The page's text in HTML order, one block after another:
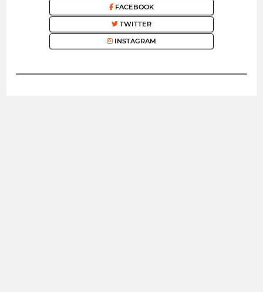
FACEBOOK
TWITTER
INSTAGRAM